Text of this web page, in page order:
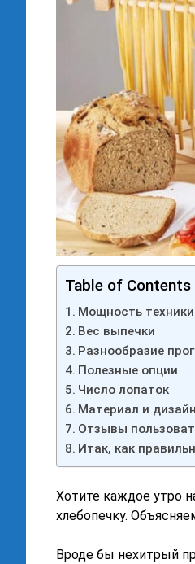
Table of Contents
Мощность техники
Вес выпечки
Разнообразие
Полезные опции
Число лопаток
Материал и дизайн
Отзывы
Итак, как
Хотите каждое утро
хлебопечку.
Вроде бы нехитрый